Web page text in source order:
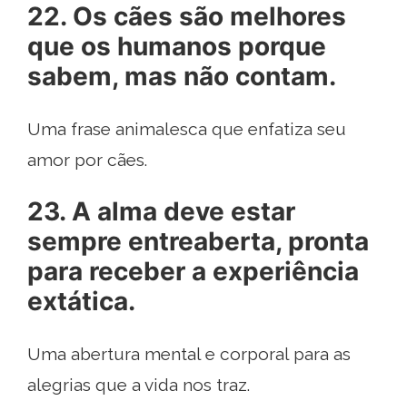
22. Os cães são melhores
que os humanos porque
sabem, mas não contam.
Uma frase animalesca que enfatiza seu
amor por cães.
23. A alma deve estar
sempre entreaberta, pronta
para receber a experiência
extática.
Uma abertura mental e corporal para as
alegrias que a vida nos traz.